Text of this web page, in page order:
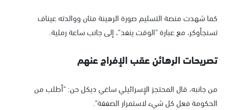
كما شهدت منصة التسليم صورة الرهينة متان ووالدته عيناف
تسنجأوكر، مع عبارة "الوقت ينفد"، إلى جانب ساعة رملية.
تصريحات الرهائن عقب الإفراج عنهم
من جانبه، قال المحتجز الإسرائيلي ساغي ديكل حن: "أطلب من
الحكومة فعل كل شيء لاستمرار الصفقة".